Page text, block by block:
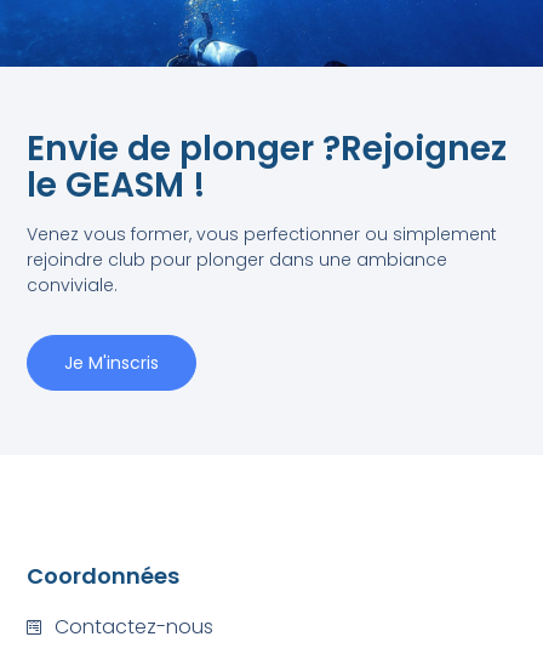
Envie de plonger ?Rejoignez
le GEASM !
Venez vous former, vous perfectionner ou simplement
rejoindre club pour plonger dans une ambiance
conviviale.
Je M'inscris
Coordonnées
Contactez-nous